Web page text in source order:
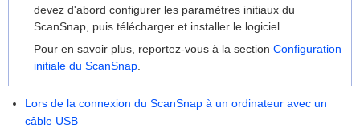
devez d'abord configurer les paramètres initiaux du
ScanSnap, puis télécharger et installer le logiciel.
Pour en savoir plus, reportez-vous à la section Configuration
initiale du ScanSnap
Lors de la connexion du ScanSnap à un ordinateur avec un
câble USB